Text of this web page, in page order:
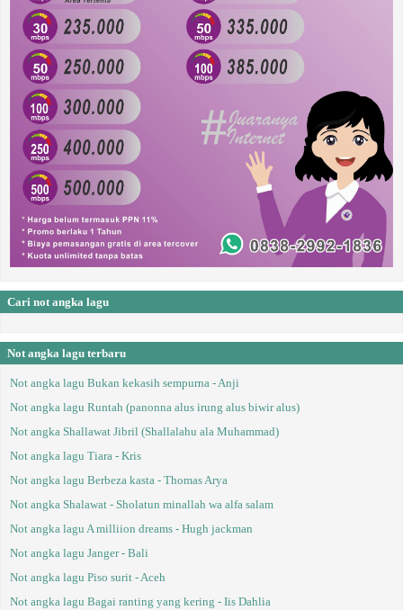
Cari not angka lagu
Not angka lagu terbaru
Not angka lagu Bukan kekasih sempurna - Anji
Not angka lagu Runtah (panonna alus irung alus biwir alus)
Not angka Shallawat Jibril (Shallalahu ala Muhammad)
Not angka lagu Tiara - Kris
Not angka lagu Berbeza kasta - Thomas Arya
Not angka Shalawat - Sholatun minallah wa alfa salam
Not angka lagu A milliion dreams - Hugh jackman
Not angka lagu Janger - Bali
Not angka lagu Piso surit - Aceh
Not angka lagu Bagai ranting yang kering - Iis Dahlia